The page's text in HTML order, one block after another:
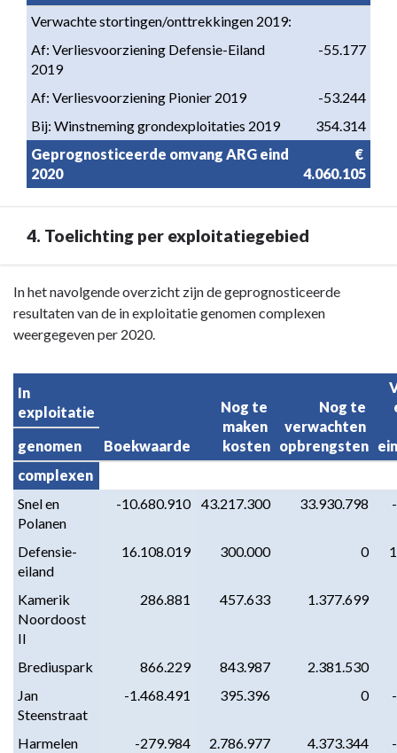
Verwachte stortingen/onttrekkingen 2019:
Af: Verliesvoorziening Defensie-Eiland
2019
-55.177
Af: Verliesvoorziening Pionier 2019
-53.244
Bij: Winstneming grondexploitaties 2019
354.314
Geprognosticeerde omvang ARG eind
2020
€
4.060.105
4. Toelichting per exploitatiegebied
Terug
naar
navigatie
Paragraaf
Grondbeleid
Toelichting
per
exploitatiegebied
In het navolgende overzicht zijn de geprognosticeerde
resultaten van de in exploitatie genomen complexen
weergegeven per 2020.
In
exploitatie
Boekwaarde
Nog te
maken
kosten
Nog te
verwachten
opbrengsten
genomen
complexen
Snel en
Polanen
-10.680.910 43.217.300 33.930.798
Defensie-
eiland
16.108.019 300.000 0
Kamerik
Noordoost
II
286.881 457.633 1.377.699
Brediuspark 866.229 843.987
2.381.530
Jan
Steenstraat
-1.468.491 395.396 0
Harmelen -279.984 2.786.977 4.373.344